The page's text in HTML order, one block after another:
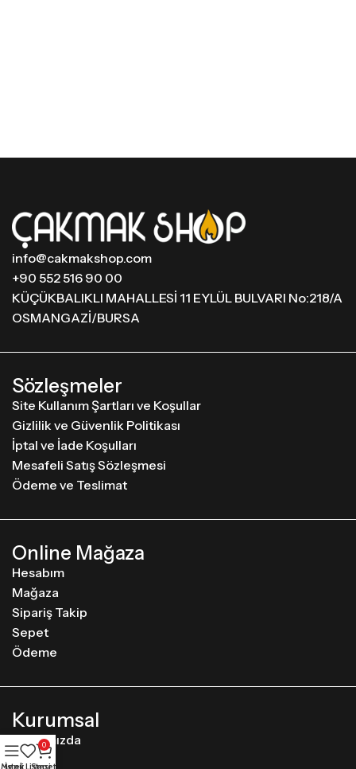
info@cakmakshop.com
+90 552 516 90 00
KÜÇÜKBALIKLI MAHALLESİ 11 EYLÜL BULVARI No:218/A
OSMANGAZİ/BURSA
Sözleşmeler
Site Kullanım Şartları ve Koşullar
Gizlilik ve Güvenlik Politikası
İptal ve İade Koşulları
Mesafeli Satış Sözleşmesi
Ödeme ve Teslimat
Online Mağaza
Hesabım
Mağaza
Sipariş Takip
Sepet
Ödeme
Kurumsal
Hakkımızda
İletişim
Menü
İstek Listesi
0
Sepet